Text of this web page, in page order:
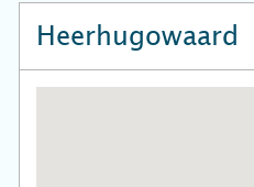
Heerhugowaard